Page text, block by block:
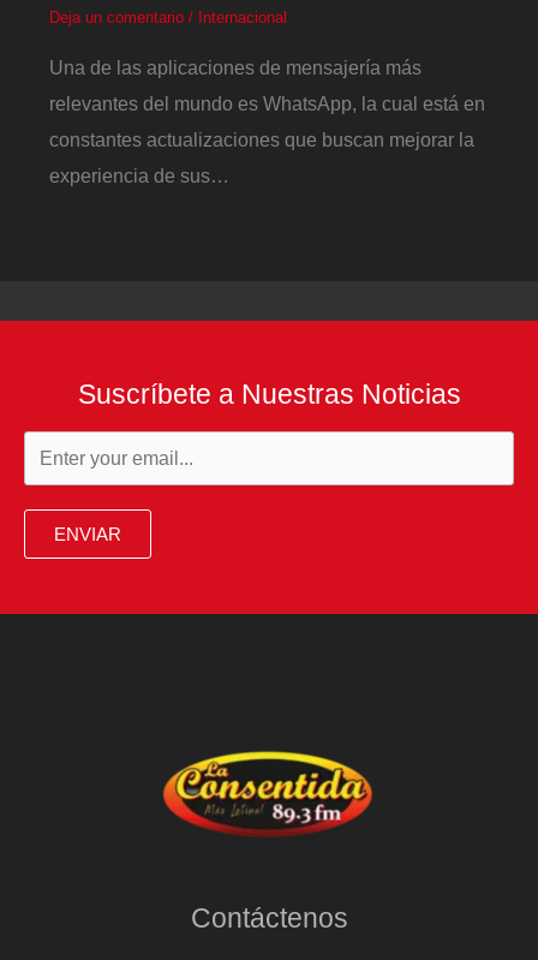
Deja un comentario / Internacional
Una de las aplicaciones de mensajería más
relevantes del mundo es WhatsApp, la cual está en
constantes actualizaciones que buscan mejorar la
experiencia de sus…
Suscríbete a Nuestras Noticias
ENVIAR
Contáctenos